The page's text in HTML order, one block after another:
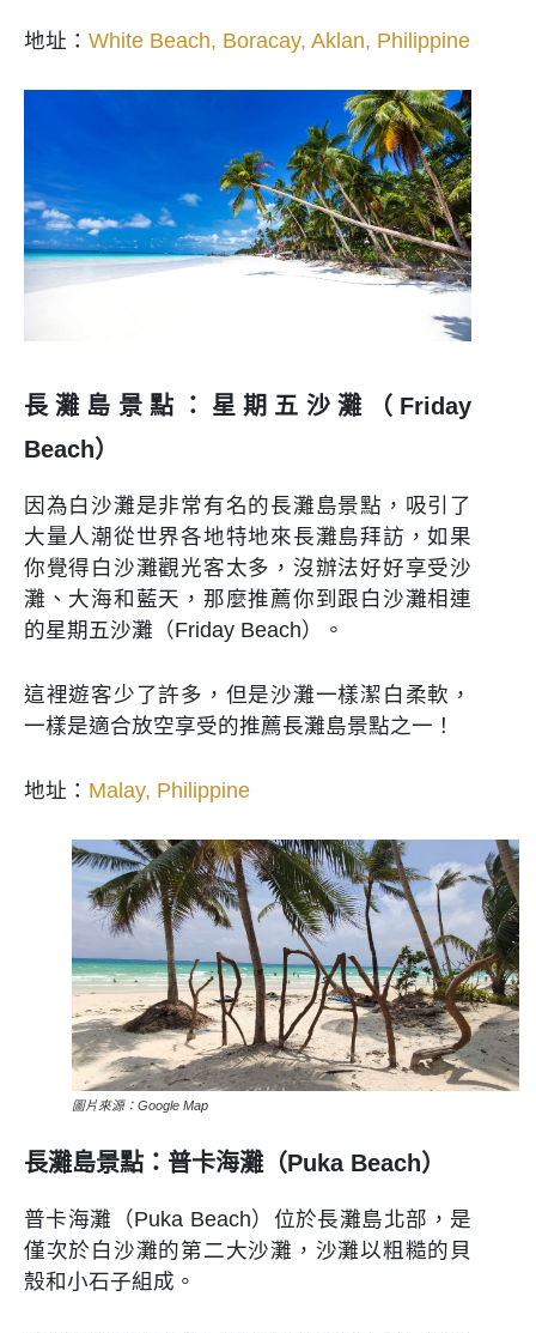
地址： White Beach, Boracay, Aklan, Philippine
長灘島景點：星期五沙灘（Friday
Beach）
因為白沙灘是非常有名的長灘島景點，吸引了
大量人潮從世界各地特地來長灘島拜訪，如果
你覺得白沙灘觀光客太多，沒辦法好好享受沙
灘、大海和藍天，那麼推薦你到跟白沙灘相連
的星期五沙灘（Friday Beach）。
這裡遊客少了許多，但是沙灘一樣潔白柔軟，
一樣是適合放空享受的推薦長灘島景點之一！
地址： Malay, Philippine
圖片來源：Google Map
長灘島景點：普卡海灘（Puka Beach）
普卡海灘（Puka Beach）位於長灘島北部，是
僅次於白沙灘的第二大沙灘，沙灘以粗糙的貝
殼和小石子組成。